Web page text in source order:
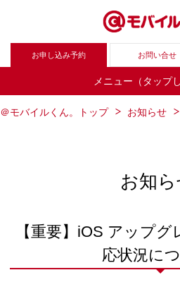
お申し込み予約 お問い合せ
メニュー（タップ
＠モバイルくん。トップ お知らせ
お知ら
【重要】iOS アップ
応状況に